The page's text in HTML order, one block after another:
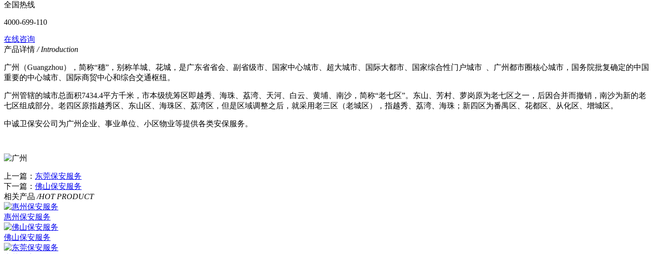
全国热线
4000-699-110
在线咨询
产品详情 / Introduction
广州（Guangzhou），简称“穗”，别称羊城、花城，是广东省省会、副省级市、国家中心城市、超大城市、国际大都市、国家综合性门户城市 、广州都市圈核心城市，国务院批复确定的中国
重要的中心城市、国际商贸中心和综合交通枢纽。
广州管辖的城市总面积7434.4平方千米，市本级统筹区即越秀、海珠、荔湾、天河、白云、黄埔、南沙，简称“老七区”。东山、芳村、萝岗原为老七区之一，后因合并而撤销，南沙为新的老
七区组成部分。老四区原指越秀区、东山区、海珠区、荔湾区，但是区域调整之后，就采用老三区（老城区），指越秀、荔湾、海珠；新四区为番禺区、花都区、从化区、增城区。
中诚卫保安公司为广州企业、事业单位、小区物业等提供各类安保服务。
上一篇： 东莞保安服务
下一篇： 佛山保安服务
相关产品 /HOT PRODUCT
惠州保安服务
佛山保安服务